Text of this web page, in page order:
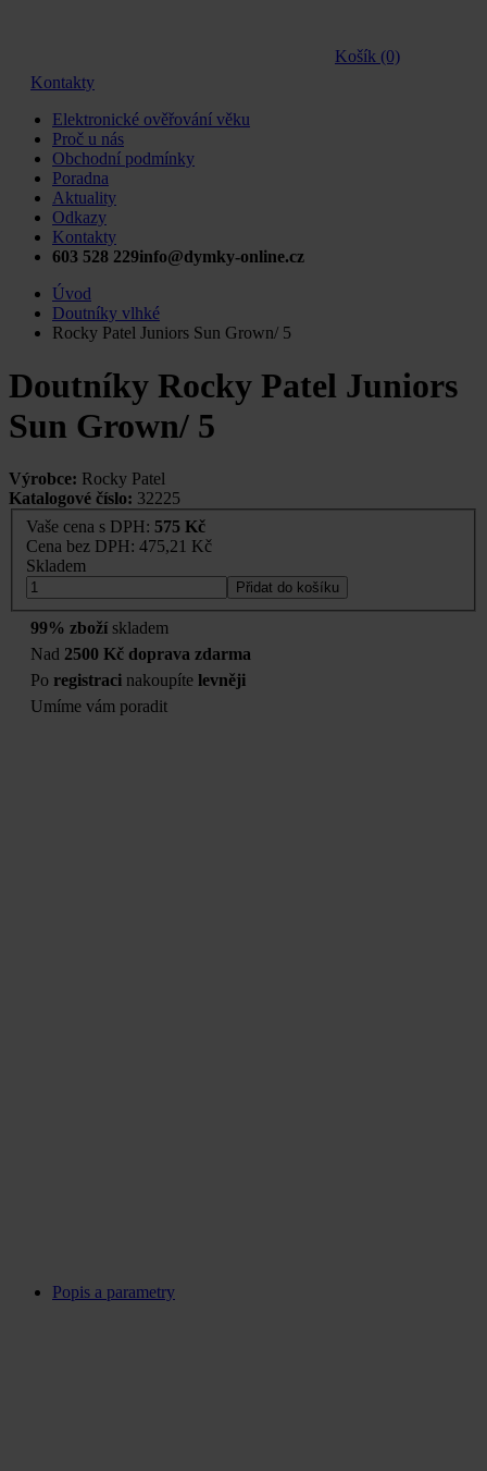
Košík (0)
Kontakty
Elektronické ověřování věku
Proč u nás
Obchodní podmínky
Poradna
Aktuality
Odkazy
Kontakty
603 528 229info@dymky-online.cz
Úvod
Doutníky vlhké
Rocky Patel Juniors Sun Grown/ 5
Doutníky Rocky Patel Juniors
Sun Grown/ 5
Výrobce: Rocky Patel
Katalogové číslo: 32225
Vaše cena s DPH: 575 Kč
Cena bez DPH: 475,21 Kč
Skladem
Přidat do košíku
99% zboží skladem
Nad 2500 Kč doprava zdarma
Po registraci nakoupíte levněji
Umíme vám poradit
Popis a parametry